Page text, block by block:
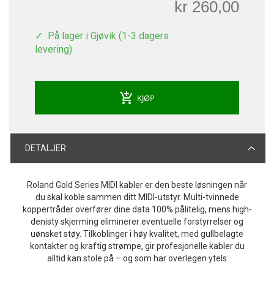
kr 260,00
På lager i Gjøvik (1-3 dagers
levering)
add_shopping_cart KJØP
DETALJER
Roland Gold Series MIDI kabler er den beste løsningen når
du skal koble sammen ditt MIDI-utstyr. Multi-tvinnede
koppertråder overfører dine data 100% pålitelig, mens high-
denisty skjerming eliminerer eventuelle forstyrrelser og
uønsket støy. Tilkoblinger i høy kvalitet, med gullbelagte
kontakter og kraftig strømpe, gir profesjonelle kabler du
alltid kan stole på – og som har overlegen ytels